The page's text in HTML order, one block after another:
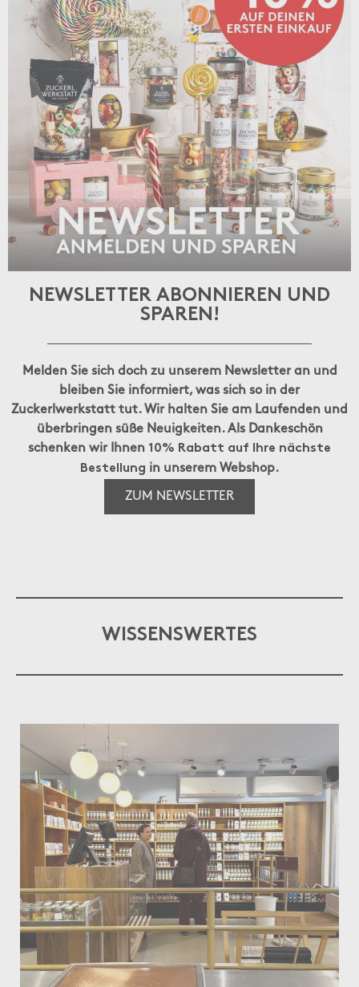
NEWSLETTER ABONNIEREN UND
SPAREN!
Melden Sie sich doch zu unserem Newsletter an und
bleiben Sie informiert, was sich so in der
Zuckerlwerkstatt tut. Wir halten Sie am Laufenden und
überbringen süße Neuigkeiten. Als Dankeschön
schenken wir Ihnen 10% Rabatt auf Ihre nächste
Bestellung in unserem Webshop.
ZUM NEWSLETTER
WISSENSWERTES